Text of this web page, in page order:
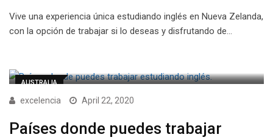
Vive una experiencia única estudiando inglés en Nueva Zelanda,
con la opción de trabajar si lo deseas y disfrutando de…
AUSTRALIA
excelencia April 22, 2020
Países donde puedes trabajar